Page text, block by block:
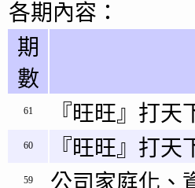
各期內容：
期
數
61 『旺旺』打
60 『旺旺』打
59 公司家庭化、